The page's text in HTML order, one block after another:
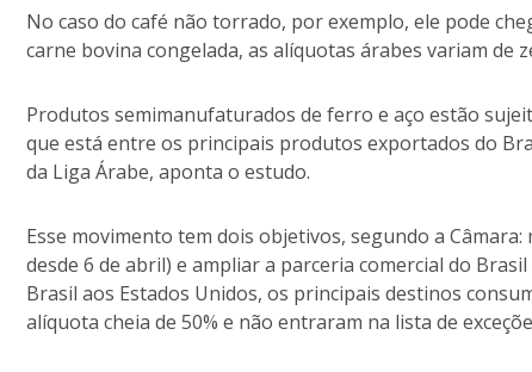
No caso do café não torrado, por exemplo, ele pode
carne bovina congelada, as alíquotas árabes variam de
Produtos semimanufaturados de ferro e aço estão
que está entre os principais produtos exportados do
da Liga Árabe, aponta o estudo.
Esse movimento tem dois objetivos, segundo a
desde 6 de abril) e ampliar a parceria comercial do
Brasil aos Estados Unidos, os principais destinos
alíquota cheia de 50% e não entraram na lista de